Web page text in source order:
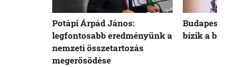
Potápi Árpád János:
legfontosabb eredményünk a
nemzeti összetartozás
megerősödése
Budapest
bízik a